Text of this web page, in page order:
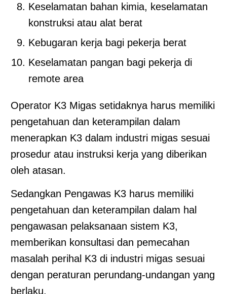
Keselamatan bahan kimia, keselamatan
konstruksi atau alat berat
Kebugaran kerja bagi pekerja berat
Keselamatan pangan bagi pekerja di
remote area
Operator K3 Migas setidaknya harus memiliki
pengetahuan dan keterampilan dalam
menerapkan K3 dalam industri migas sesuai
prosedur atau instruksi kerja yang diberikan
oleh atasan.
Sedangkan Pengawas K3 harus memiliki
pengetahuan dan keterampilan dalam hal
pengawasan pelaksanaan sistem K3,
memberikan konsultasi dan pemecahan
masalah perihal K3 di industri migas sesuai
dengan peraturan perundang-undangan yang
berlaku.